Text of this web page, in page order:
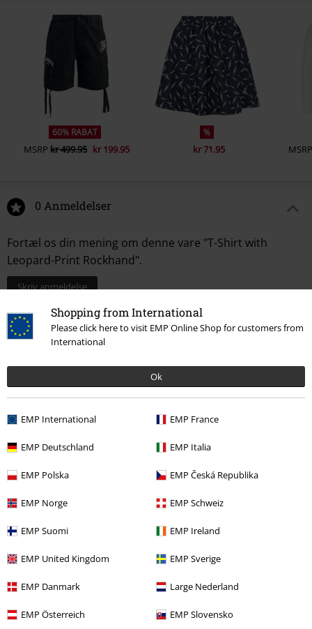
Shopping from International
Please click here to visit EMP Online Shop for customers from
International
Ok
EMP International EMP France
EMP Deutschland EMP Italia
EMP Polska EMP Česká Republika
EMP Norge EMP Schweiz
EMP Suomi EMP Ireland
EMP United Kingdom EMP Sverige
EMP Danmark Large Nederland
EMP Österreich EMP Slovensko
60% RABAT
MSRP kr 499.95 kr 199.95
%
kr 71.95 MSRP
0 Anmeldelser
Fortæl os din mening om denne vare "T-Shirt with
Leopard-Print Rockhand".
Skriv anmeldelse
Senest besøgt
MSRP kr 299.95